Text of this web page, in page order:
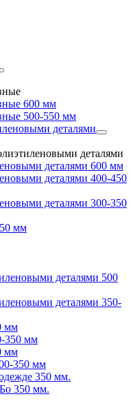
600 мм
500-550 мм
деталями
деталями
деталями 600 мм
деталями 400-450
деталями 300-350
мм
деталями 500
деталями 350-
мм
мм
мм
350 мм
350 мм.
350 мм.